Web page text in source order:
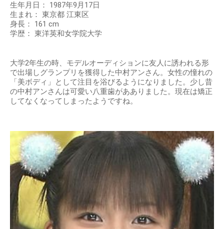
生年月日： 1987年9月17日
生まれ： 東京都 江東区
身長： 161 cm
学歴： 東洋英和女学院大学
大学2年生の時、モデルオーディションに友人に誘われる形
で出場しグランプリを獲得した中村アンさん。女性の憧れの
「美ボディ」として注目を浴びるようになりました。少し昔
の中村アンさんは可愛い八重歯があありました。現在は矯正
してなくなってしまったようですね。